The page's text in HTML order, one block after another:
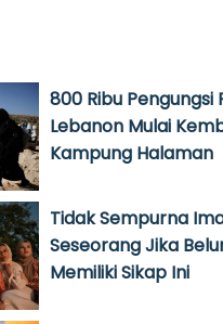
800 Ribu Pengungsi
Lebanon Mulai
Kampung Halaman
Tidak Sempurna
Seseorang Jika
Memiliki Sikap Ini